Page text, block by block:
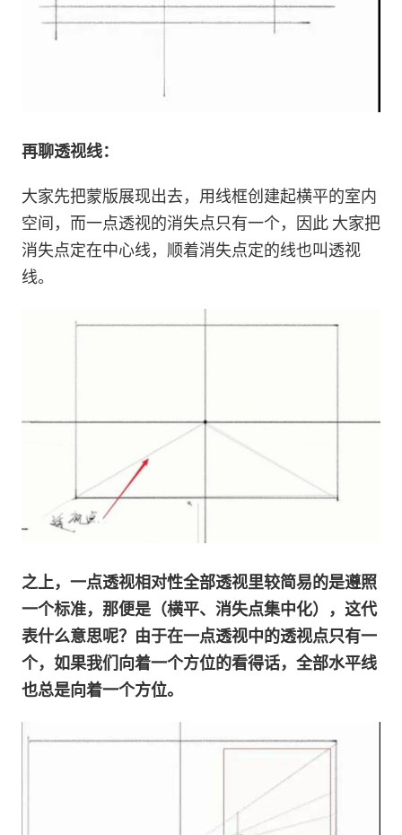
再聊透视线：
大家先把蒙版展现出去，用线框创建起横平的室内
空间，而一点透视的消失点只有一个，因此 大家把
消失点定在中心线，顺着消失点定的线也叫透视
线。
之上，一点透视相对性全部透视里较简易的是遵照
一个标准，那便是（横平、消失点集中化），这代
表什么意思呢？由于在一点透视中的透视点只有一
个，如果我们向着一个方位的看得话，全部水平线
也总是向着一个方位。